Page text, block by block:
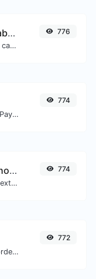
Gerador de texto de cabeça para baixo
Inverta o texto para ficar de cabeça para baixo com facilidade.
776
Gere um link de pagamento PayPal com facilidade.
774
Calculadora de tamanho de texto
Obtenha o tamanho de um texto em Bytes (B), Kilobytes (KB) ou Megabytes (MB).
774
Ordene linhas de texto em ordem alfabética (A-Z ou Z-A) com facilidade.
772